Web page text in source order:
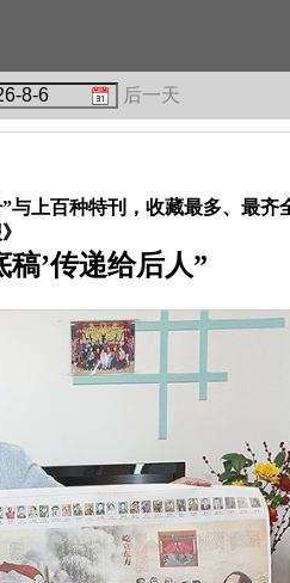
后一天
与上百种特刊，收藏最多、最齐
稿’传递给后人”